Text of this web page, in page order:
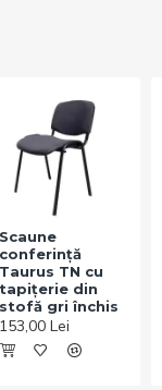
Scaune
conferință
Taurus TN cu
tapițerie din
stofă gri închis
153,00 Lei